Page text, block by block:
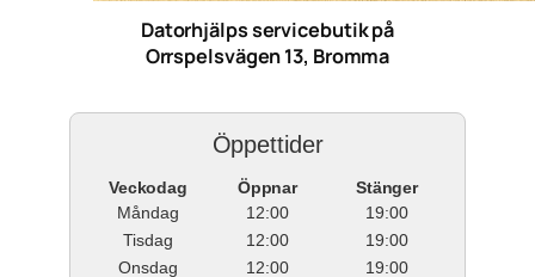
Datorhjälps servicebutik på
Orrspelsvägen 13, Bromma
Öppettider
Veckodag Öppnar
Stänger
Måndag
12:00
19:00
Tisdag
12:00
19:00
Onsdag
12:00
19:00